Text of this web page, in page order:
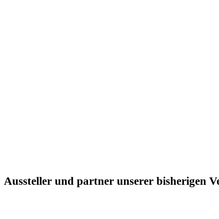
Aussteller und partner unserer bisherigen